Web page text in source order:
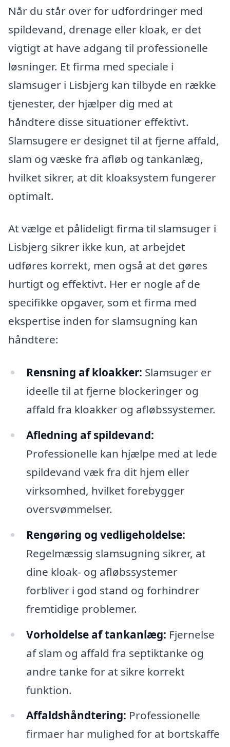
Når du står over for udfordringer med
spildevand, drenage eller kloak, er det
vigtigt at have adgang til professionelle
løsninger. Et firma med speciale i
slamsuger i Lisbjerg kan tilbyde en række
tjenester, der hjælper dig med at
håndtere disse situationer effektivt.
Slamsugere er designet til at fjerne affald,
slam og væske fra afløb og tankanlæg,
hvilket sikrer, at dit kloaksystem fungerer
optimalt.
At vælge et pålideligt firma til slamsuger i
Lisbjerg sikrer ikke kun, at arbejdet
udføres korrekt, men også at det gøres
hurtigt og effektivt. Her er nogle af de
specifikke opgaver, som et firma med
ekspertise inden for slamsugning kan
håndtere:
Rensning af kloakker: Slamsuger er
ideelle til at fjerne blockeringer og
affald fra kloakker og afløbssystemer.
Afledning af spildevand:
Professionelle kan hjælpe med at lede
spildevand væk fra dit hjem eller
virksomhed, hvilket forebygger
oversvømmelser.
Rengøring og vedligeholdelse:
Regelmæssig slamsugning sikrer, at
dine kloak- og afløbssystemer
forbliver i god stand og forhindrer
fremtidige problemer.
Vorholdelse af tankanlæg: Fjernelse
af slam og affald fra septiktanke og
andre tanke for at sikre korrekt
funktion.
Affaldshåndtering: Professionelle
firmaer har mulighed for at bortskaffe